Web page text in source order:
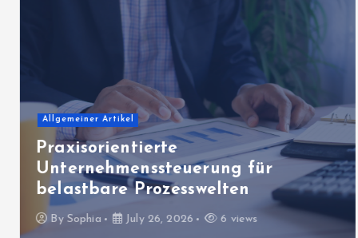
Allgemeiner Artikel
Praxisorientierte
Unternehmenssteuerung für
belastbare Prozesswelten
BySophia July 26, 2026 6 views